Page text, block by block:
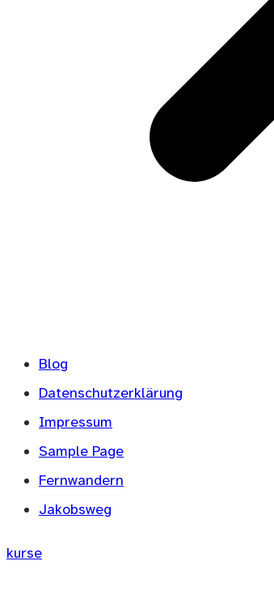
Blog
Datenschutzerklärung
Impressum
Sample Page
Fernwandern
Jakobsweg
kurse